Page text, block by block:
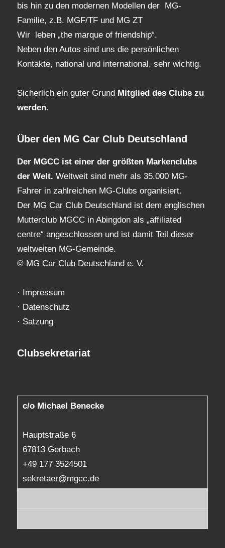
bis hin zu den modernen Modellen der MG-
Familie, z.B. MGF/TF und MG ZT
Wir leben „the marque of friendship“.
Neben den Autos sind uns die persönlichen
Kontakte, national und international, sehr wichtig.
Sicherlich ein guter Grund Mitglied des Clubs zu
werden.
Über den MG Car Club Deutschland
Der MGCC ist einer der größten Markenclubs
der Welt. Weltweit sind mehr als 35.000 MG-
Fahrer in zahlreichen MG-Clubs organisiert.
Der MG Car Club Deutschland ist dem englischen
Mutterclub MGCC in Abingdon als „affiliated
centre“ angeschlossen und ist damit Teil dieser
weltweiten MG-Gemeinde.
© MG Car Club Deutschland e. V.
· Impressum
· Datenschutz
· Satzung
Clubsekretariat
c/o Michael Benecke
Hauptstraße 6
67813 Gerbach
+49 177 3524501
sekretaer@mgcc.de